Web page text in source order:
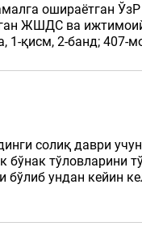
ошираётган
ЖШДС ва
1-қисм, 2-банд; 407-
солиқ даври
тўловларини
ундан кейин